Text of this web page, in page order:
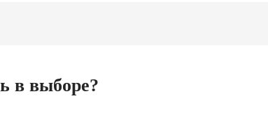
в выборе?